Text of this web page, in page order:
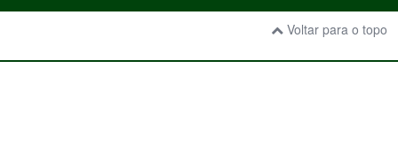
Voltar para o topo